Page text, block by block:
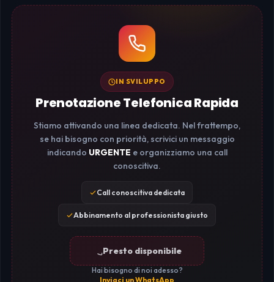
IN SVILUPPO
Prenotazione Telefonica Rapida
Stiamo attivando una linea dedicata. Nel frattempo,
se hai bisogno con priorità, scrivici un messaggio
indicando URGENTE e organizziamo una call
conoscitiva.
Call conoscitiva dedicata
Abbinamento al professionista giusto
Presto disponibile
Hai bisogno di noi adesso?
Inviaci un WhatsApp